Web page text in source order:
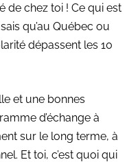
de chez toi ! Ce qui est
qu’au Québec ou
dépassent les 10
et une bonnes
d’échange à
sur le long terme, à
Et toi, c’est quoi qui